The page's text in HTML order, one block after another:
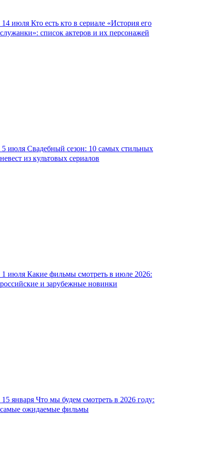
14 июля Кто есть кто в сериале «История его
служанки»: список актеров и их персонажей
5 июля Свадебный сезон: 10 самых стильных
невест из культовых сериалов
1 июля Какие фильмы смотреть в июле 2026:
российские и зарубежные новинки
15 января Что мы будем смотреть в 2026 году:
самые ожидаемые фильмы